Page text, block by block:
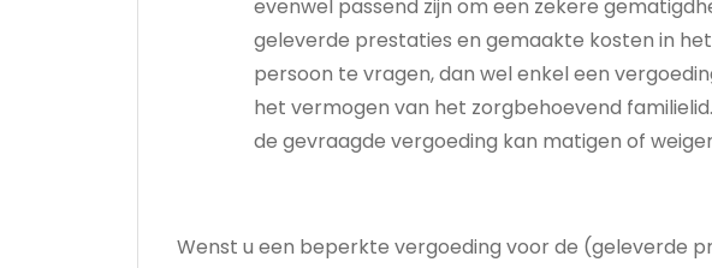
evenwel passend zijn om een zekere
geleverde prestaties en gemaakte kosten in
persoon te vragen, dan wel enkel een
het vermogen van het zorgbehoevend
de gevraagde vergoeding kan matigen of
Wenst u een beperkte vergoeding voor de (geleverde